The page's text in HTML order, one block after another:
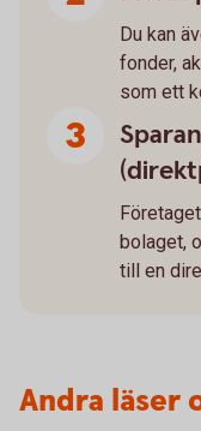
Du kan
fonder,
som ett
bolaget,
till en
Andra läser